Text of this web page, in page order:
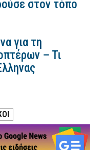
στον τόπο
για τη
– Τι